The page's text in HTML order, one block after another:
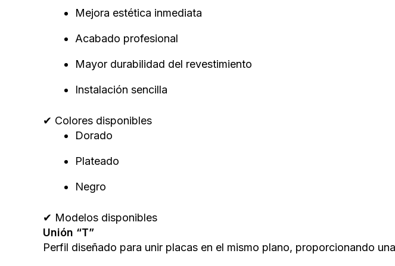
Mejora estética inmediata
Acabado profesional
Mayor durabilidad del revestimiento
Instalación sencilla
✔ Colores disponibles
Dorado
Plateado
Negro
✔ Modelos disponibles
Unión “T”
Perfil diseñado para unir placas en el mismo plano, proporcionando